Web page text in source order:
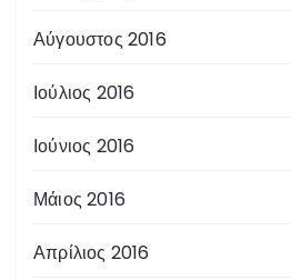
Αύγουστος 2016
Ιούλιος 2016
Ιούνιος 2016
Μάιος 2016
Απρίλιος 2016